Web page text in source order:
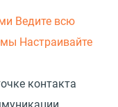
Ведите всю
Настраивайте
контакта